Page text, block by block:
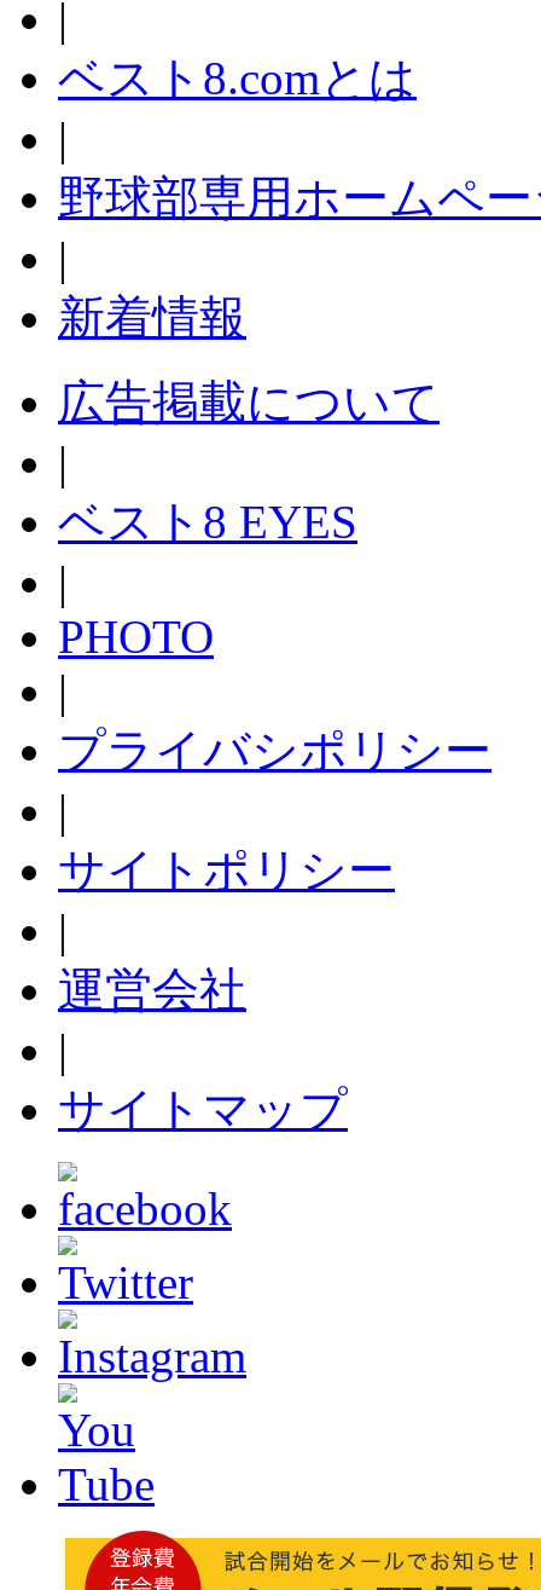
|
ベスト8.comとは
|
野球部専用ホームペ
|
新着情報
広告掲載について
|
ベスト8 EYES
|
PHOTO
|
プライバシポリシー
|
サイトポリシー
|
運営会社
|
サイトマップ